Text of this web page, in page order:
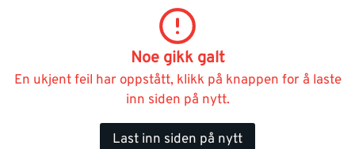
Noe gikk galt
En ukjent feil har oppstått, klikk på knappen for å laste
inn siden på nytt.
Last inn siden på nytt